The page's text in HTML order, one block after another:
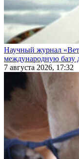
Научный журнал
международную базу
7 августа 2026, 17:32